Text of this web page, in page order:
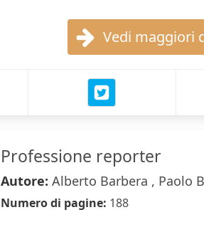
Vedi maggiori
Professione reporter
Autore: Alberto Barbera , Paolo
Numero di pagine: 188